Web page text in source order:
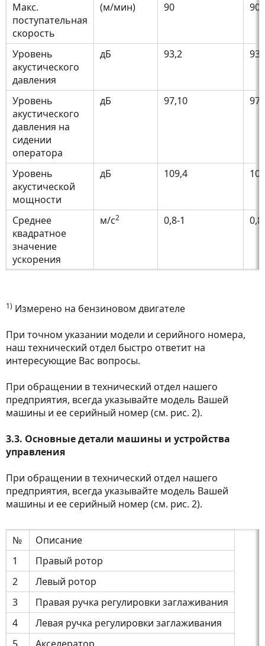
Макс.
поступательная
скорость
(м/мин) 90 90
Уровень
акустического
давления
дБ 93,2
Уровень
акустического
давления на
сидении
оператора
дБ 97,10
Уровень
акустической
мощности
дБ 109,4
Среднее
квадратное
значение
ускорения
м/с2 0,8-1
1) Измерено на бензиновом двигателе
При точном указании модели и серийного номера,
наш технический отдел быстро ответит на
интересующие Вас вопросы.
При обращении в технический отдел нашего
предприятия, всегда указывайте модель Вашей
машины и ее серийный номер (см. рис. 2).
3.3. Основные детали машины и устройства
управления
При обращении в технический отдел нашего
предприятия, всегда указывайте модель Вашей
машины и ее серийный номер (см. рис. 2).
№
Описание
1
Правый ротор
2
Левый ротор
3
Правая ручка регулировки заглаживания
4
Левая ручка регулировки заглаживания